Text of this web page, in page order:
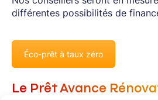
différentes possibilités de
Éco-prêt à taux zéro
Le Prêt Avance